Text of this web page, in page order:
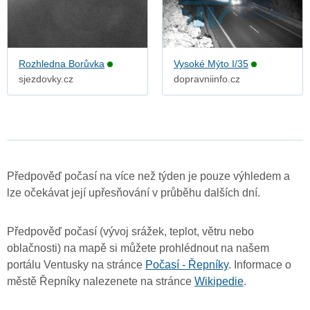
Rozhledna Borůvka
sjezdovky.cz
Vysoké Mýto I/35
dopravniinfo.cz
Předpověď počasí na více než týden je pouze výhledem a
lze očekávat její upřesňování v průběhu dalších dní.
Předpověď počasí (vývoj srážek, teplot, větru nebo
oblačnosti) na mapě si můžete prohlédnout na našem
portálu Ventusky na stránce Počasí - Řepníky. Informace o
městě Řepníky nalezenete na stránce Wikipedie.